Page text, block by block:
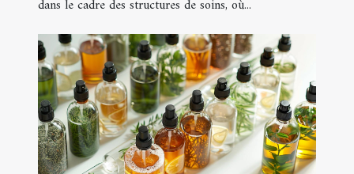
dans le cadre des structures de soins, où...